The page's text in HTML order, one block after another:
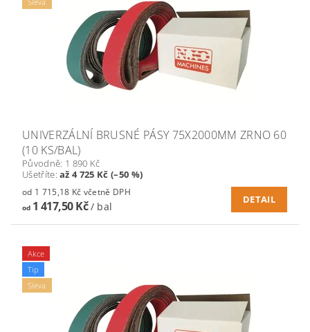
UNIVERZÁLNÍ BRUSNÉ PÁSY 75X2000MM ZRNO 60
(10 KS/BAL)
Původně: 1 890 Kč
Ušetříte:až 4 725 Kč (–50 %)
od 1 715,18 Kč včetně DPH
od1 417,50 Kč/ bal
DETAIL
Akce
Tip
Sleva